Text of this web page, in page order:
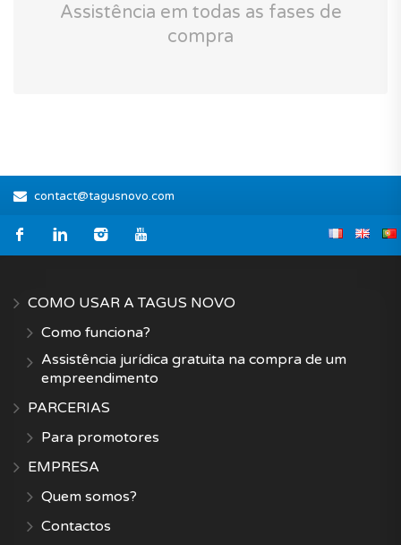
Assistência em todas as fases de
compra
contact@tagusnovo.com
COMO USAR A TAGUS NOVO
Como funciona?
Assistência jurídica gratuita na compra de um
empreendimento
PARCERIAS
Para promotores
EMPRESA
Quem somos?
Contactos